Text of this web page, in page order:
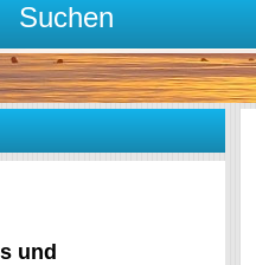
Suchen
und